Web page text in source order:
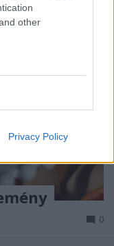
other
Privacy Policy
0